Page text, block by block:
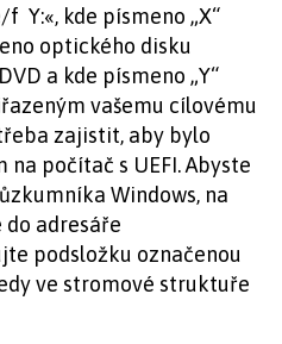
Y:«, kde písmeno „X“
optického disku
a kde písmeno „Y“
vašemu cílovému
zajistit, aby bylo
počítač s UEFI. Abyste
Windows, na
do adresáře
podsložku označenou
ve stromové struktuře